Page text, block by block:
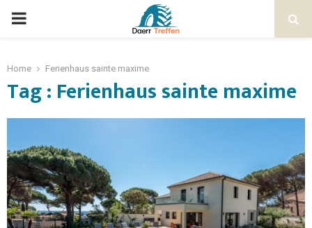
Home Ferienhaus sainte maxime
Tag : Ferienhaus sainte maxime